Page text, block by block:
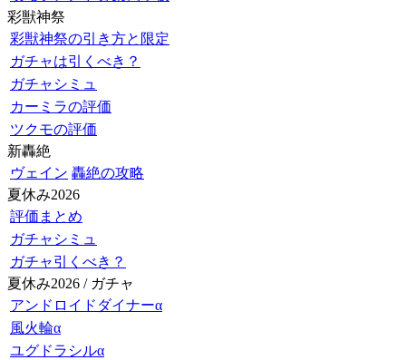
彩獣神祭
彩獣神祭の引き方と限定
ガチャは引くべき？
ガチャシミュ
カーミラの評価
ツクモの評価
新轟絶
ヴェイン 轟絶の攻略
夏休み2026
評価まとめ
ガチャシミュ
ガチャ引くべき？
夏休み2026 / ガチャ
アンドロイドダイナーα
風火輪α
ユグドラシルα